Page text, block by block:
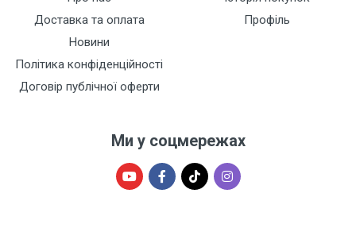
Доставка та оплата
Новини
Політика конфіденційності
Договір публічної оферти
Профіль
Ми у соцмережах